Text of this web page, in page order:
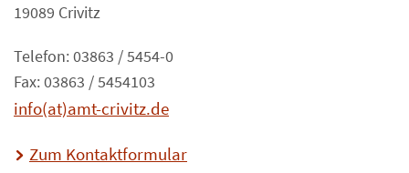
19089 Crivitz
Telefon: 03863 / 5454-0
Fax: 03863 / 5454103
info(at)amt-crivitz.de
Zum Kontaktformular